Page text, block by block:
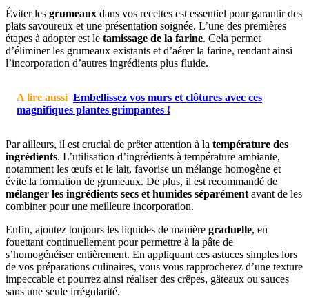
Éviter les grumeaux dans vos recettes est essentiel pour garantir des
plats savoureux et une présentation soignée. L’une des premières
étapes à adopter est le tamissage de la farine. Cela permet
d’éliminer les grumeaux existants et d’aérer la farine, rendant ainsi
l’incorporation d’autres ingrédients plus fluide.
A lire aussi Embellissez vos murs et clôtures avec ces
magnifiques plantes grimpantes !
Par ailleurs, il est crucial de prêter attention à la température des
ingrédients. L’utilisation d’ingrédients à température ambiante,
notamment les œufs et le lait, favorise un mélange homogène et
évite la formation de grumeaux. De plus, il est recommandé de
mélanger les ingrédients secs et humides séparément avant de les
combiner pour une meilleure incorporation.
Enfin, ajoutez toujours les liquides de manière graduelle, en
fouettant continuellement pour permettre à la pâte de
s’homogénéiser entièrement. En appliquant ces astuces simples lors
de vos préparations culinaires, vous vous rapprocherez d’une texture
impeccable et pourrez ainsi réaliser des crêpes, gâteaux ou sauces
sans une seule irrégularité.